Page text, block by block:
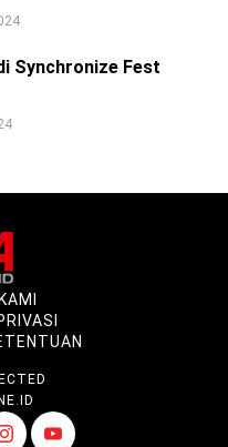
Synchronize Fest